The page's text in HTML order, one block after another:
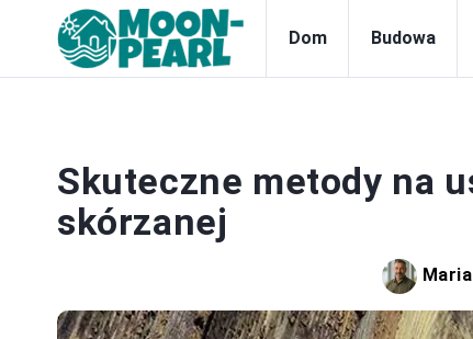
Dom Budowa
Skuteczne metody na
skórzanej